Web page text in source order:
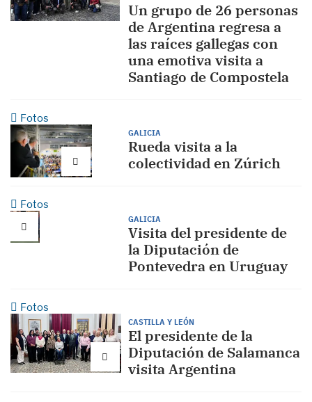
Un grupo de 26 personas
de Argentina regresa a
las raíces gallegas con
una emotiva visita a
Santiago de Compostela
Fotos
GALICIA
Rueda visita a la
colectividad en Zúrich
Fotos
GALICIA
Visita del presidente de
la Diputación de
Pontevedra en Uruguay
Fotos
CASTILLA Y LEÓN
El presidente de la
Diputación de Salamanca
visita Argentina